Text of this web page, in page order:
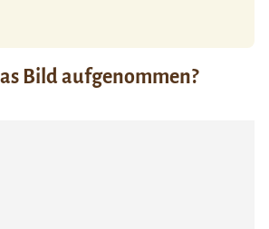
Bild aufgenommen?